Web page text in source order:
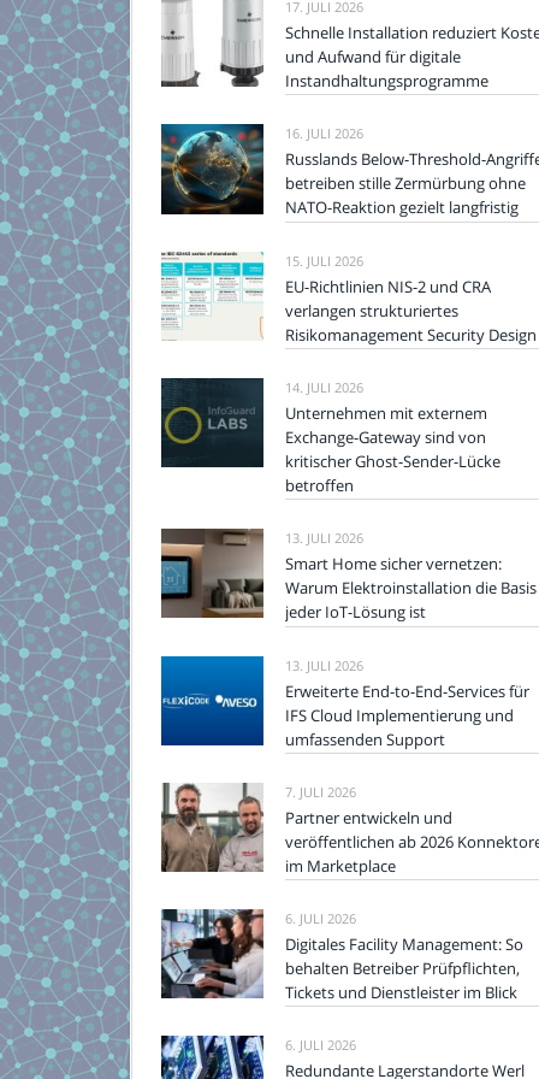
17. JULI 2026
Schnelle Installation reduziert
und Aufwand für digitale
Instandhaltungsprogramme
16. JULI 2026
Russlands Below-Threshold-
betreiben stille Zermürbung ohne
NATO-Reaktion gezielt langfristig
15. JULI 2026
EU-Richtlinien NIS-2 und CRA
verlangen strukturiertes
Risikomanagement Security Design
14. JULI 2026
Unternehmen mit externem
Exchange-Gateway sind von
kritischer Ghost-Sender-Lücke
betroffen
13. JULI 2026
Smart Home sicher vernetzen:
Warum Elektroinstallation die Basis
jeder IoT-Lösung ist
13. JULI 2026
Erweiterte End-to-End-Services für
IFS Cloud Implementierung und
umfassenden Support
7. JULI 2026
Partner entwickeln und
veröffentlichen ab 2026
im Marketplace
6. JULI 2026
Digitales Facility Management: So
behalten Betreiber Prüfpflichten,
Tickets und Dienstleister im Blick
6. JULI 2026
Redundante Lagerstandorte Werl